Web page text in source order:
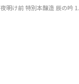
夜明け前 特別本醸造 辰の吟